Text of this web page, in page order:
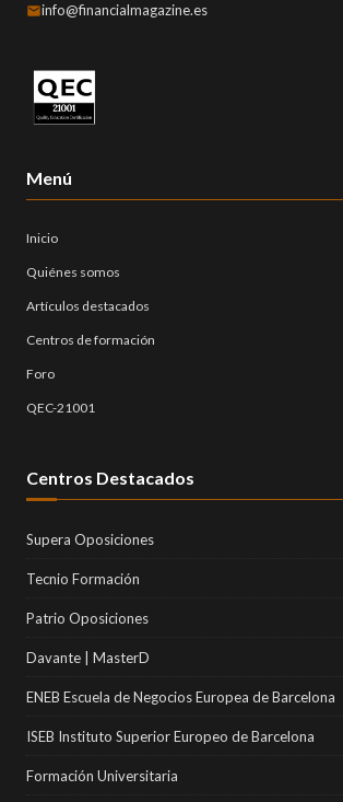
info@financialmagazine.es
Menú
Inicio
Quiénes somos
Artículos destacados
Centros de formación
Foro
QEC-21001
Centros Destacados
Supera Oposiciones
Tecnio Formación
Patrio Oposiciones
Davante | MasterD
ENEB Escuela de Negocios Europea de Barcelona
ISEB Instituto Superior Europeo de Barcelona
Formación Universitaria